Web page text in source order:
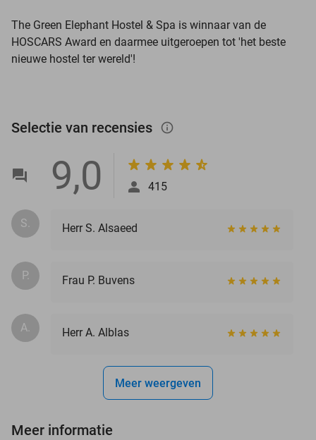
The Green Elephant Hostel & Spa is winnaar van de
HOSCARS Award en daarmee uitgeroepen tot 'het beste
nieuwe hostel ter wereld'!
Selectie van recensies info_outlined
9,0 415
S. Herr S. Alsaeed
P. Frau P. Buvens
A. Herr A. Alblas
Meer weergeven
Meer informatie